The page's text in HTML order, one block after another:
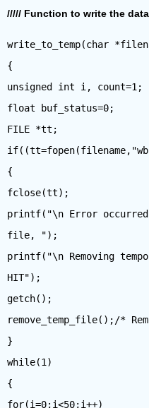
///// Function to write the
write_to_temp(char
{
unsigned int i, count=1;
float buf_status=0;
FILE *tt;
{
fclose(tt);
printf("\n Error occurred
file, ");
printf("\n Removing
HIT");
getch();
remove_temp_file();/*
}
while(1)
{
for(i=0;i<50;i++)